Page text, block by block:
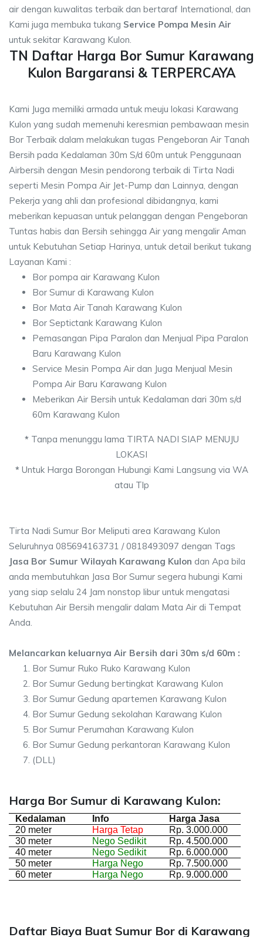
air dengan kuwalitas terbaik dan bertaraf International, dan
Kami juga membuka tukang Service Pompa Mesin Air
untuk sekitar Karawang Kulon.
TN Daftar Harga Bor Sumur Karawang
Kulon Bargaransi & TERPERCAYA
Kami Juga memiliki armada untuk meuju lokasi Karawang
Kulon yang sudah memenuhi keresmian pembawaan mesin
Bor Terbaik dalam melakukan tugas Pengeboran Air Tanah
Bersih pada Kedalaman 30m S/d 60m untuk Penggunaan
Airbersih dengan Mesin pendorong terbaik di Tirta Nadi
seperti Mesin Pompa Air Jet-Pump dan Lainnya, dengan
Pekerja yang ahli dan profesional dibidangnya, kami
meberikan kepuasan untuk pelanggan dengan Pengeboran
Tuntas habis dan Bersih sehingga Air yang mengalir Aman
untuk Kebutuhan Setiap Harinya, untuk detail berikut tukang
Layanan Kami :
Bor pompa air Karawang Kulon
Bor Sumur di Karawang Kulon
Bor Mata Air Tanah Karawang Kulon
Bor Septictank Karawang Kulon
Pemasangan Pipa Paralon dan Menjual Pipa Paralon
Baru Karawang Kulon
Service Mesin Pompa Air dan Juga Menjual Mesin
Pompa Air Baru Karawang Kulon
Meberikan Air Bersih untuk Kedalaman dari 30m s/d
60m Karawang Kulon
*Tanpa menunggu lama TIRTA NADI SIAP MENUJU
LOKASI
*Untuk Harga Borongan Hubungi Kami Langsung via WA
atau Tlp
Tirta Nadi Sumur Bor Meliputi area Karawang Kulon
Seluruhnya 085694163731 / 0818493097 dengan Tags
Jasa Bor Sumur Wilayah Karawang Kulon dan Apa bila
anda membutuhkan Jasa Bor Sumur segera hubungi Kami
yang siap selalu 24 Jam nonstop libur untuk mengatasi
Kebutuhan Air Bersih mengalir dalam Mata Air di Tempat
Anda.
Melancarkan keluarnya Air Bersih dari 30m s/d 60m :
Bor Sumur Ruko Ruko Karawang Kulon
Bor Sumur Gedung bertingkat Karawang Kulon
Bor Sumur Gedung apartemen Karawang Kulon
Bor Sumur Gedung sekolahan Karawang Kulon
Bor Sumur Perumahan Karawang Kulon
Bor Sumur Gedung perkantoran Karawang Kulon
(DLL)
Harga Bor Sumur di Karawang Kulon:
Kedalaman Info
Harga Jasa
20 meter
Harga Tetap
Rp. 3.000.000
30 meter
Nego Sedikit
Rp. 4.500.000
40 meter
Nego Sedikit
Rp. 6.000.000
50 meter
Harga Nego
Rp. 7.500.000
60 meter
Harga Nego Rp. 9.000.000
Daftar Biaya Buat Sumur Bor di Karawang